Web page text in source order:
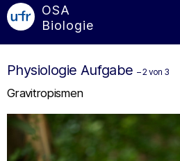
OSA
Biologie
Physiologie Aufgabe – 2 von 3
Gravitropismen